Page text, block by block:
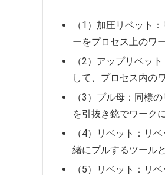
（1）加圧リベット
ーをプロセス上のワ
（2）アップリベッ
して、プロセス内の
（3）プル母：同様
を引抜き銃でワーク
（4）リベット：リ
緒にプルするツール
（5）リベット：リ